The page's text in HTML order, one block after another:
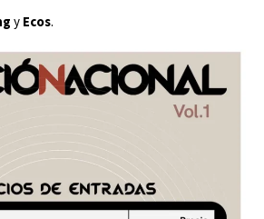
yEcos.